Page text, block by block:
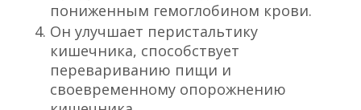
пониженным гемоглобином крови.
Он улучшает перистальтику
кишечника, способствует
перевариванию пищи и
своевременному опорожнению